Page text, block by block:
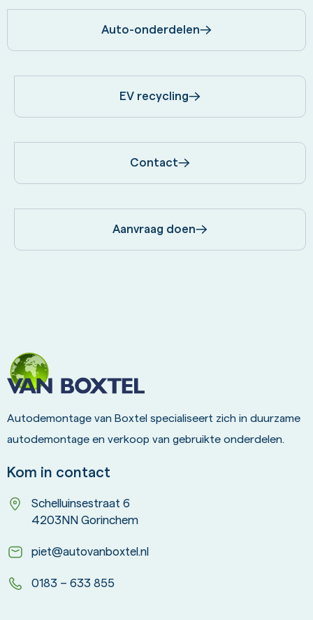
Auto-onderdelen
EV recycling
Contact
Aanvraag doen
Autodemontage van Boxtel specialiseert zich in duurzame
autodemontage en verkoop van gebruikte onderdelen.
Kom in contact
Schelluinsestraat 6
4203NN Gorinchem
piet@autovanboxtel.nl
0183 – 633 855